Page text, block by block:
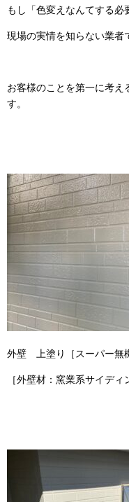
もし「色変えなんてする必
現場の実情を知らない業者
お客様のことを第一に考え
す。
外壁 上塗り［スーパー無
［外壁材：窯業系サイディ